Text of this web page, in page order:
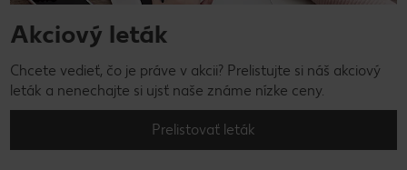
Akciový leták
Chcete vedieť, čo je práve v akcii? Prelistujte si náš akciový
leták a nenechajte si ujsť naše známe nízke ceny.
Prelistovať leták